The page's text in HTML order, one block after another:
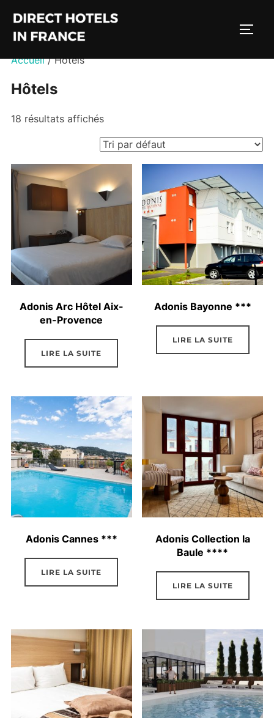
contenu
Accueil/ Hôtels
Hôtels
18 résultats affichés
Adonis Arc Hôtel Aix-
en-Provence
LIRE LA SUITE
Adonis Bayonne ***
LIRE LA SUITE
Adonis Cannes ***
LIRE LA SUITE
Adonis Collection la
Baule ****
LIRE LA SUITE